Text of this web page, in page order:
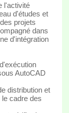
l'activité
d'études et
projets
dans
d'intégration
AutoCAD
distribution et
cadre des